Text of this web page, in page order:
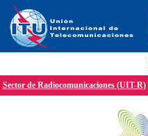
Sector de Radiocomunicaciones (UIT-R)